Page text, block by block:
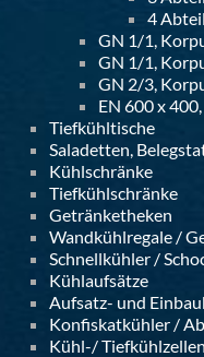
4
GN 1/1,
GN 1/1,
GN 2/3,
EN 600 x
Tiefkühltische
Saladetten,
Kühlschränke
Tiefkühlschränke
Getränketheken
Wandkühlregale /
Schnellkühler /
Kühlaufsätze
Aufsatz- und
Konfiskatkühler /
Kühl-/